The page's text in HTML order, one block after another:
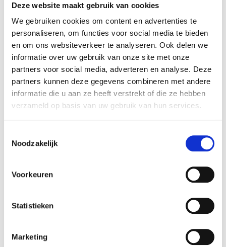
Deze website maakt gebruik van cookies
We gebruiken cookies om content en advertenties te
personaliseren, om functies voor social media te bieden
en om ons websiteverkeer te analyseren. Ook delen we
informatie over uw gebruik van onze site met onze
partners voor social media, adverteren en analyse. Deze
partners kunnen deze gegevens combineren met andere
informatie die u aan ze heeft verstrekt of die ze hebben
verzameld op basis van uw gebruik van hun services.
Noodzakelijk
Voorkeuren
Statistieken
Marketing
moet altijd een beetje uitkijken met wat ik
draag.
10- WELKE SEIZOENEN VIND JE
DE MOOISTE OM FOTO’S TE
MAKEN?
De herfst vind ik het mooiste seizoen om foto’s
te maken omdat de natuur dan zo mooi kleurt.
Ook dan is de heide een heel mooi gebied om
te wandelen. Zeker wanneer de heide in bloei
schieten.